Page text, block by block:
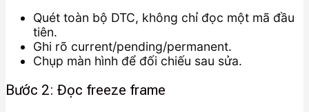
Quét toàn bộ DTC, không chỉ đọc một mã đầu
tiên.
Ghi rõ current/pending/permanent.
Chụp màn hình để đối chiếu sau sửa.
Bước 2: Đọc freeze frame